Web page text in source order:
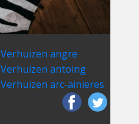
Verhuizen angre
Verhuizen antoing
Verhuizen arc-ainieres